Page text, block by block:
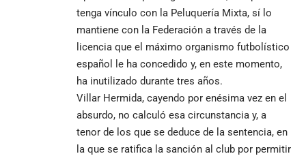
tenga vínculo con la Peluquería Mixta, sí lo
mantiene con la Federación a través de la
licencia que el máximo organismo futbolístico
español le ha concedido y, en este momento,
ha inutilizado durante tres años.
Villar Hermida, cayendo por enésima vez en el
absurdo, no calculó esa circunstancia y, a
tenor de los que se deduce de la sentencia, en
la que se ratifica la sanción al club por permitir